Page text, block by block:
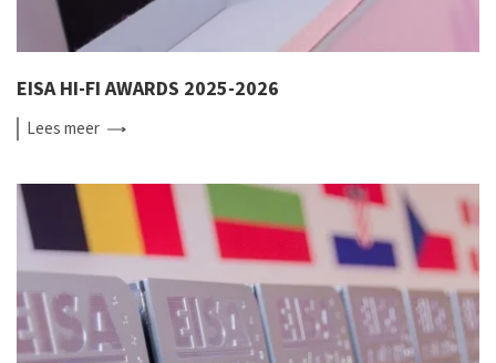
EISA HI-FI AWARDS 2025-2026
Leesmeer